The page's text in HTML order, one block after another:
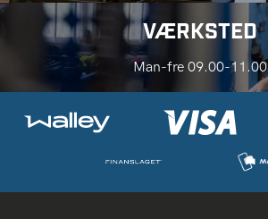
VÆRKSTED
Man-fre 09.00-11.00